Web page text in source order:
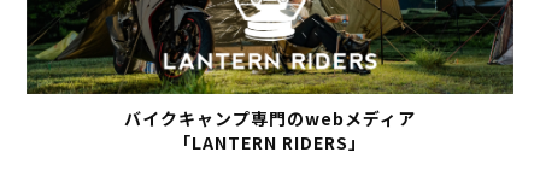
バイクキャンプ専門のwebメディア
「LANTERN RIDERS」